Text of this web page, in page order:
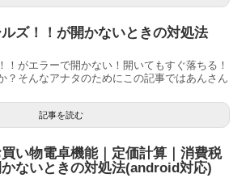
ズ！！が開かないときの対処法
！がエラーで開かない！開いてもすぐ落ちる！
？そんなアナタのためにこの記事ではあんさん
記事を読む
い物電卓機能｜定価計算｜消費税
ないときの対処法(android対応)